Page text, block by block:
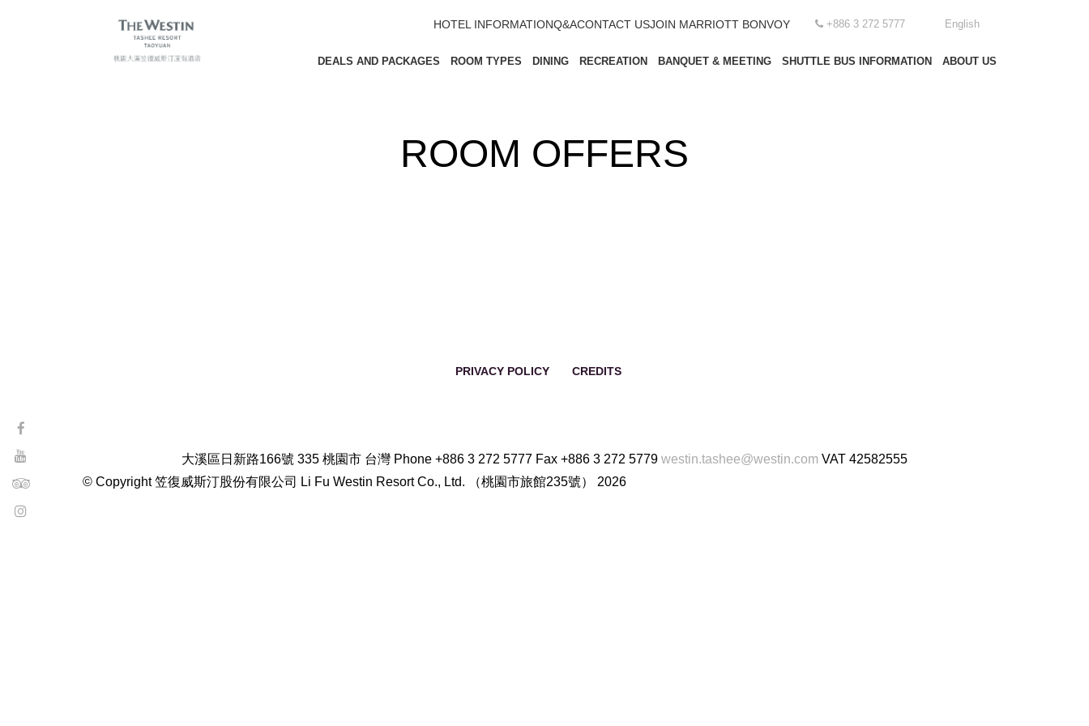
HOTEL INFORMATIONQ&ACONTACT USJOIN MARRIOTT BONVOY +886 3 272 5777 English
DEALS AND PACKAGES ROOM TYPES DINING RECREATION BANQUET & MEETING SHUTTLE BUS INFORMATION ABOUT US
ROOM OFFERS
PRIVACY POLICY CREDITS
大溪區日新路166號 335 桃園市 台灣 Phone +886 3 272 5777 Fax +886 3 272 5779 westin.tashee@westin.com VAT 42582555
© Copyright 笠復威斯汀股份有限公司 Li Fu Westin Resort Co., Ltd. （桃園市旅館235號） 2026